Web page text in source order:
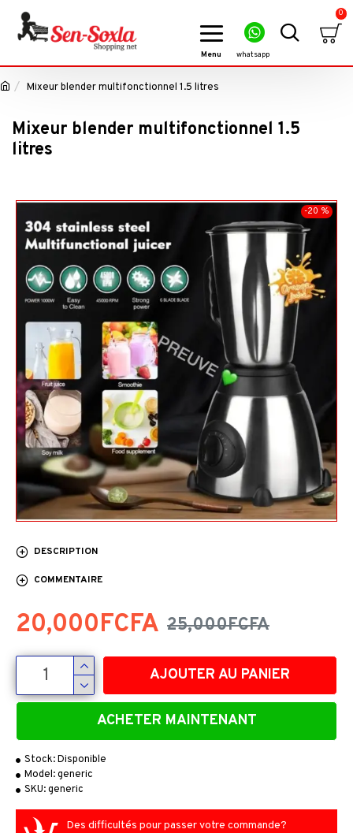
0
Mixeur blender multifonctionnel 1.5 litres
Mixeur blender multifonctionnel 1.5
litres
-20 %
DESCRIPTION
COMMENTAIRE
Stock:Disponible
Model:generic
SKU:generic
20,000FCFA 25,000FCFA
AJOUTER AU PANIER
ACHETER MAINTENANT
Des difficultés pour passer votre commande?